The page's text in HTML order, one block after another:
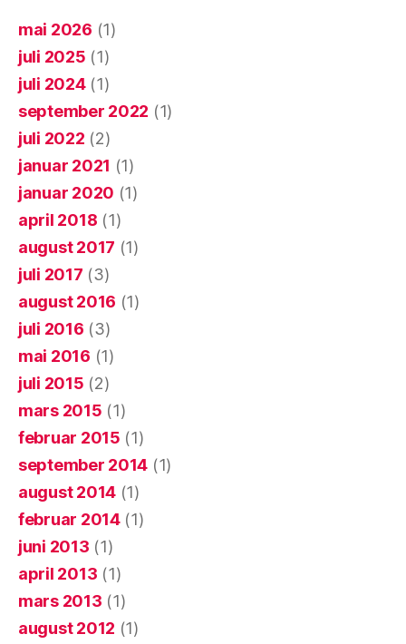
mai 2026 (1)
juli 2025 (1)
juli 2024(1)
september 2022 (1)
juli 2022 (2)
januar 2021 (1)
januar 2020 (1)
april 2018 (1)
august 2017 (1)
juli 2017 (3)
august 2016 (1)
juli 2016 (3)
mai 2016 (1)
juli 2015 (2)
mars 2015 (1)
februar 2015 (1)
september 2014 (1)
august 2014 (1)
februar 2014(1)
juni 2013 (1)
april 2013 (1)
mars 2013 (1)
august 2012 (1)